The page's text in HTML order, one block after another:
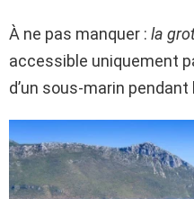
À ne pas manquer : la
accessible uniquement
d’un sous-marin pendant